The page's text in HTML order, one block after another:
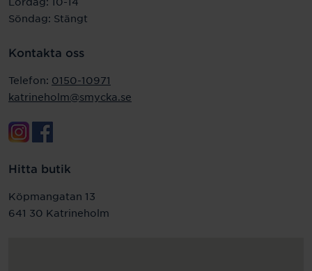
Söndag: Stängt
Kontakta oss
Telefon: 0150-10971
katrineholm@smycka.se
Hitta butik
Köpmangatan 13
641 30 Katrineholm